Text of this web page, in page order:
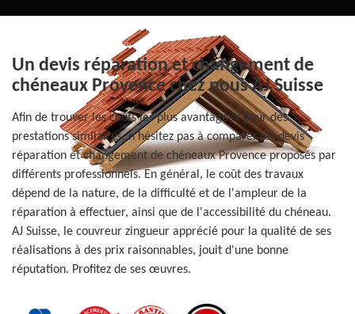
Un devis réparation et changement de
chéneaux Provence chez nous AJ Suisse
Afin de trouver les coûts les plus avantageux pour des
prestations similaires, n'hésitez pas à comparer les devis
réparation et changement de chéneaux Provence proposés par
différents professionnels. En général, le coût des travaux
dépend de la nature, de la difficulté et de l'ampleur de la
réparation à effectuer, ainsi que de l'accessibilité du chéneau.
AJ Suisse, le couvreur zingueur apprécié pour la qualité de ses
réalisations à des prix raisonnables, jouit d'une bonne
réputation. Profitez de ses œuvres.